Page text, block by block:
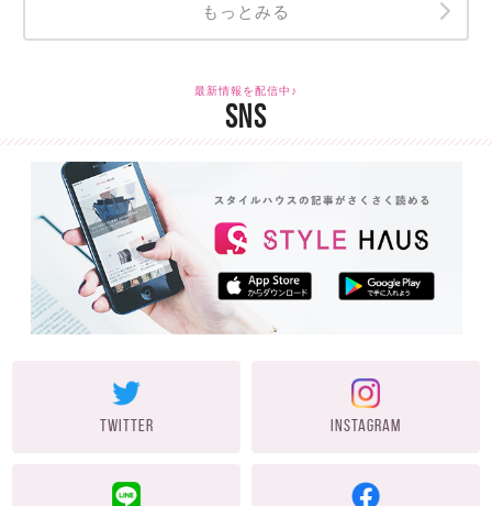
もっとみる
最新情報を配信中♪
SNS
TWITTER INSTAGRAM